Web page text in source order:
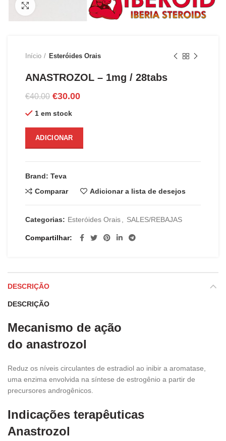
Clique para ampliar
Início Esteróides Orais
ANASTROZOL – 1mg / 28tabs
€40.00 O
original
era:
€40.00.
€30.00O
é:
1 em stock
ADICIONAR
Brand: Teva
Comparar
Adicionar a lista de desejos
Categorias: Esteróides Orais SALES/REBAJAS
Compartilhar
DESCRIÇÃO
DESCRIÇÃO
Mecanismo de ação
do anastrozol
Reduz os níveis circulantes de estradiol ao inibir a aromatase,
uma enzima envolvida na síntese de estrogênio a partir de
precursores androgênicos.
Indicações terapêuticas
Anastrozol